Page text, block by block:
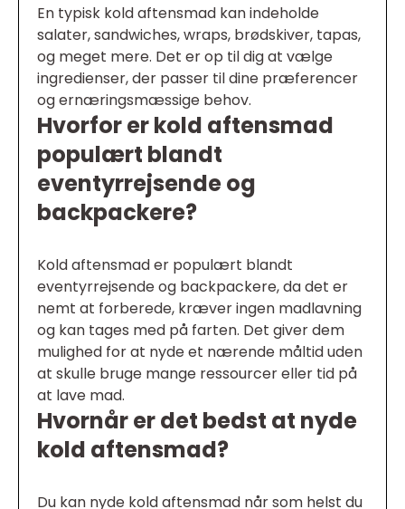
En typisk kold aftensmad kan indeholde
salater, sandwiches, wraps, brødskiver, tapas,
og meget mere. Det er op til dig at vælge
ingredienser, der passer til dine præferencer
og ernæringsmæssige behov.
Hvorfor er kold aftensmad
populært blandt
eventyrrejsende og
backpackere?
Kold aftensmad er populært blandt
eventyrrejsende og backpackere, da det er
nemt at forberede, kræver ingen madlavning
og kan tages med på farten. Det giver dem
mulighed for at nyde et nærende måltid uden
at skulle bruge mange ressourcer eller tid på
at lave mad.
Hvornår er det bedst at nyde
kold aftensmad?
Du kan nyde kold aftensmad når som helst du